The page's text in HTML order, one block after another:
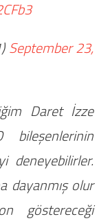
September 23,
Daret İzze
bileşenlerinin
deneyebilirler.
dayanmış olur
göstereceği